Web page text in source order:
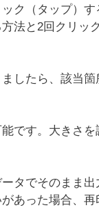
ク（タップ）す
法と2回クリッ
したら、該当
です。大きさを
タでそのまま出
あった場合、